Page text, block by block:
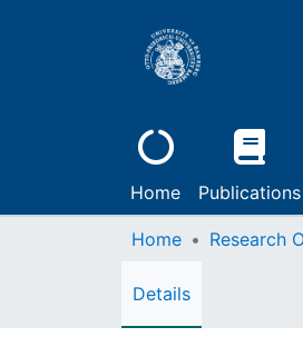
Home Publications
Home Research
Details